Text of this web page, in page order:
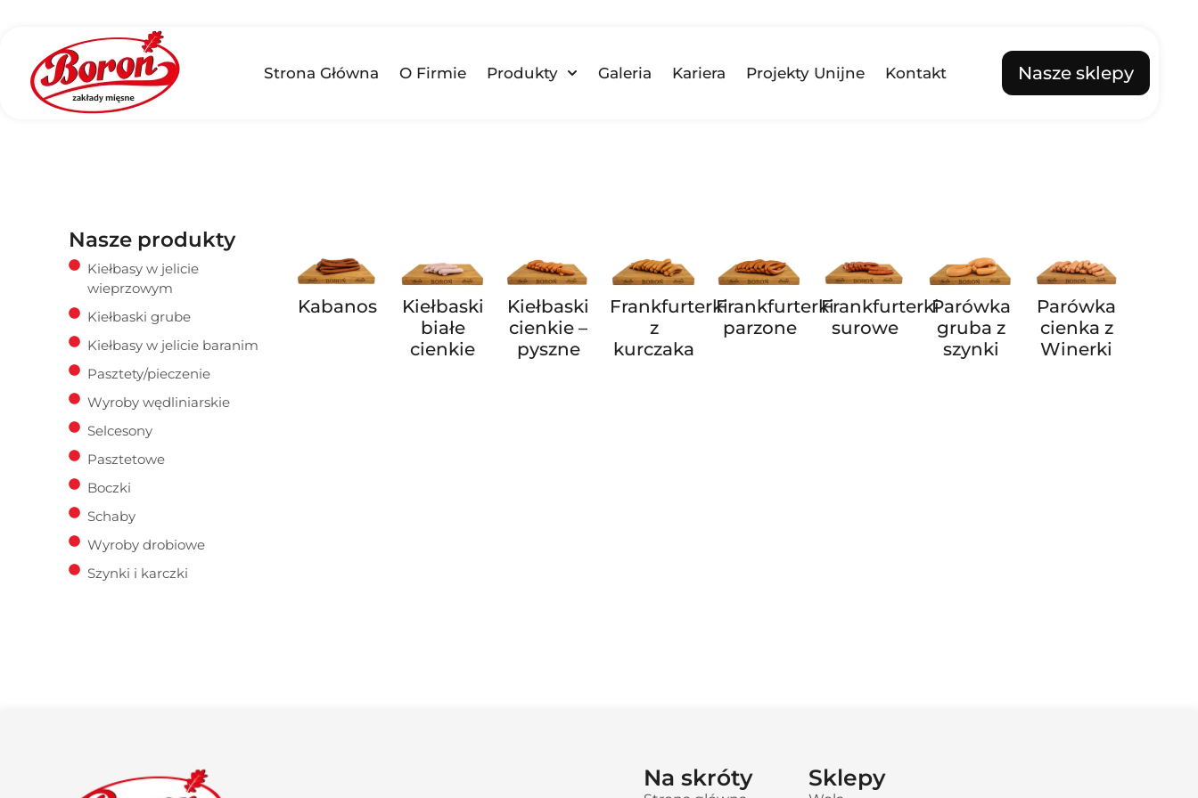
Strona Główna O Firmie Produkty Galeria Kariera Projekty Unijne Kontakt Nasze sklepy
Nasze produkty
Kiełbasy w jelicie
wieprzowym
Kiełbaski grube
Kiełbasy w jelicie baranim
Pasztety/pieczenie
Wyroby wędliniarskie
Selcesony
Pasztetowe
Boczki
Schaby
Wyroby drobiowe
Szynki i karczki
Kabanos
Kiełbaski
białe
cienkie
Kiełbaski
cienkie –
pyszne
Frankfurterki
z
kurczaka
Frankfurterki
parzone
Frankfurterki
surowe
Parówka
gruba z
szynki
Parówka
cienka z
Winerki
Na skróty Sklepy